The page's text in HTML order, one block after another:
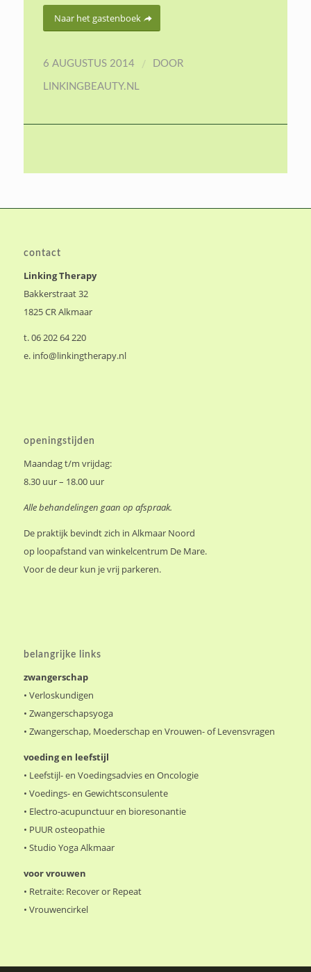
Naar het gastenboek
6 AUGUSTUS 2014 / DOOR
LINKINGBEAUTY.NL
contact
Linking Therapy
Bakkerstraat 32
1825 CR Alkmaar
t. 06 202 64 220
e. info@linkingtherapy.nl
openingstijden
Maandag t/m vrijdag:
8.30 uur – 18.00 uur
Alle behandelingen gaan op afspraak.
De praktijk bevindt zich in Alkmaar Noord
op loopafstand van winkelcentrum De Mare.
Voor de deur kun je vrij parkeren.
belangrijke links
zwangerschap
• Verloskundigen
• Zwangerschapsyoga
• Zwangerschap, Moederschap en Vrouwen- of Levensvragen
voeding en leefstijl
• Leefstijl- en Voedingsadvies en Oncologie
• Voedings- en Gewichtsconsulente
• Electro-acupunctuur en bioresonantie
• PUUR osteopathie
• Studio Yoga Alkmaar
voor vrouwen
• Retraite: Recover or Repeat
• Vrouwencirkel